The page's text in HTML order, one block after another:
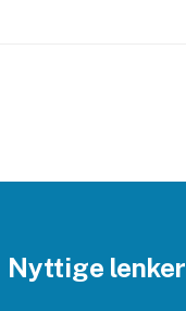
Nyttige lenker